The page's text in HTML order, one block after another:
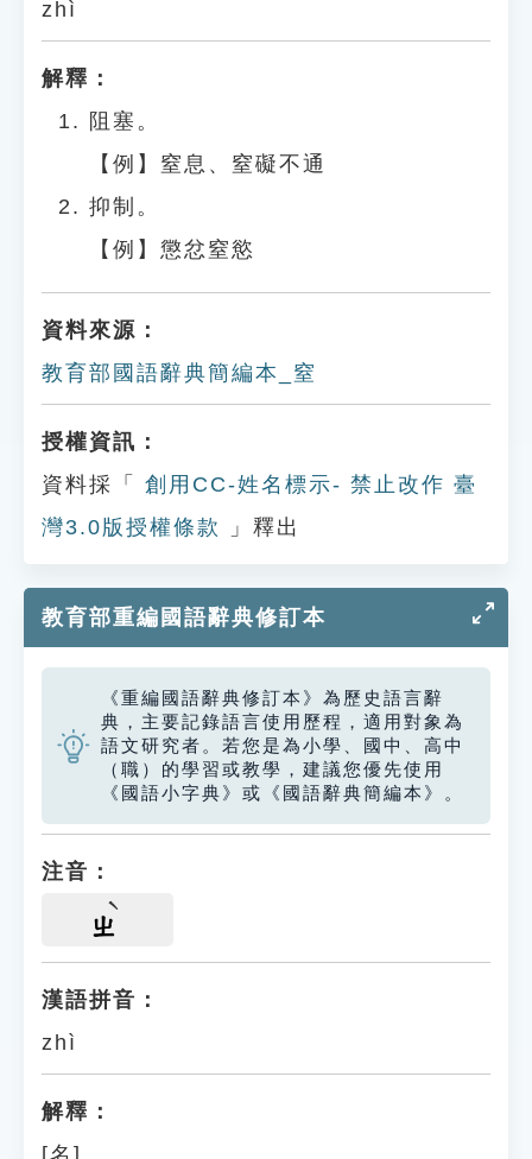
zhì
解釋：
阻塞。
【例】窒息、窒礙不通
抑制。
【例】懲忿窒慾
資料來源：
教育部國語辭典簡編本_窒
授權資訊：
資料採「
創用CC-姓名標示- 禁止改作 臺
灣3.0版授權條款
」釋出
教育部重編國語辭典修訂本
《重編國語辭典修訂本》為歷史語言辭
典，主要記錄語言使用歷程，適用對象為
語文研究者。若您是為小學、國中、高中
（職）的學習或教學，建議您優先使用
《國語小字典》或《國語辭典簡編本》。
注音：
ㄓ
漢語拼音：
zhì
解釋：
[名]